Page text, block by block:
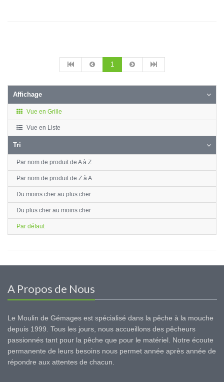
1
Affichage
Vue en Grille
Vue en Liste
Tri
Par nom de produit de A à Z
Par nom de produit de Z à A
Du moins cher au plus cher
Du plus cher au moins cher
Par défaut
A Propos de Nous
Le Moulin de Gémages est spécialisé dans la pêche à la mouche
depuis 1999. Tous les jours, nous accueillons des pêcheurs
passionnés tant pour la pêche que pour le matériel. Notre écoute
permanente de leurs besoins nous permet année après année de
répondre aux attentes de chacun.